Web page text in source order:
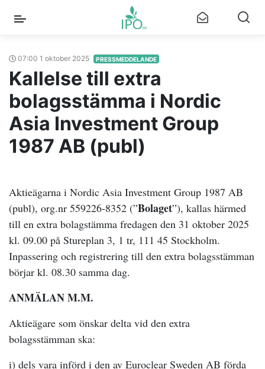
07:00 1 oktober 2025 PRESSMEDDELANDE
Kallelse till extra
bolagsstämma i Nordic
Asia Investment Group
1987 AB (publ)
Aktieägarna i Nordic Asia Investment Group 1987 AB
(publ), org.nr 559226-8352 (”Bolaget”), kallas härmed
till en extra bolagstämma fredagen den 31 oktober 2025
kl. 09.00 på Stureplan 3, 1 tr, 111 45 Stockholm.
Inpassering och registrering till den extra bolagsstämman
börjar kl. 08.30 samma dag.
ANMÄLAN M.M.
Aktieägare som önskar delta vid den extra
bolagsstämman ska:
i) dels vara införd i den av Euroclear Sweden AB förda